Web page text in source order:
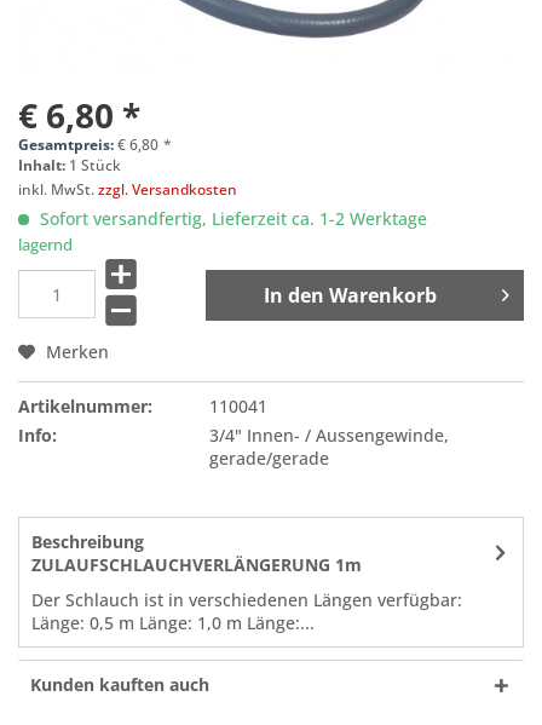
€ 6,80 *
Gesamtpreis:€6,80 *
Inhalt: 1 Stück
inkl. MwSt.zzgl. Versandkosten
Sofort versandfertig, Lieferzeit ca. 1-2 Werktage
lagernd
In den Warenkorb
Merken
Artikelnummer:
110041
Info:
3/4" Innen- / Aussengewinde,
gerade/gerade
Beschreibung
ZULAUFSCHLAUCHVERLÄNGERUNG 1m
Der Schlauch ist in verschiedenen Längen verfügbar:
Länge: 0,5 m Länge: 1,0 m Länge:...
Kunden kauften auch